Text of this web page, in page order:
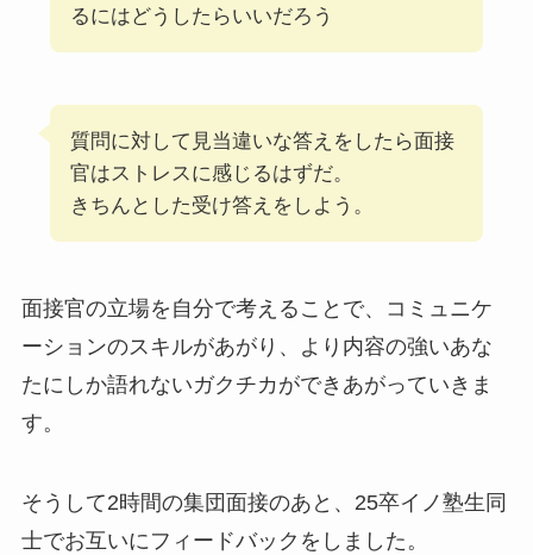
るにはどうしたらいいだろう
質問に対して見当違いな答えをしたら面接
官はストレスに感じるはずだ。
きちんとした受け答えをしよう。
面接官の立場を自分で考えることで、コミュニケ
ーションのスキルがあがり、より内容の強いあな
たにしか語れないガクチカができあがっていきま
す。
そうして2時間の集団面接のあと、25卒イノ塾生同
士でお互いにフィードバックをしました。